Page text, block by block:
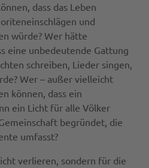
dass das Leben
und
würde? Wer hätte
eine unbedeutende Gattung
schreiben, Lieder singen,
Wer – außer vielleicht
können, dass ein
ein Licht für alle Völker
begründet, die
umfasst?
verlieren, sondern für die